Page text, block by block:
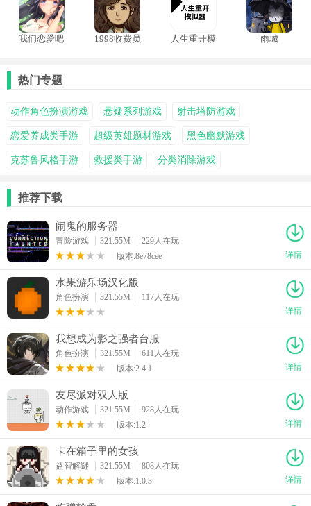
我们恋爱吧
1998收费员
人生重开模
雨城
热门专题
动作角色扮演游戏 悬疑系列游戏 射击塔防游戏
恋爱养成类手游 超级英雄题材游戏 黑色幽默游戏
克苏鲁风格手游 救援类手游 分类消除游戏
推荐下载
闹鬼的服务器
冒险游戏 321.55M
229人在玩
版本:8e78cee
详情
水果游乐场汉化版
角色扮演 321.55M
117人在玩
详情
我想成为影之强者台服
角色扮演 321.55M
611人在玩
版本:2.4.1
详情
友尽派对双人版
动作游戏 321.55M
928人在玩
版本:1.2
详情
卡在箱子里的女孩
益智解谜 321.55M
808人在玩
版本:1.0.3
详情